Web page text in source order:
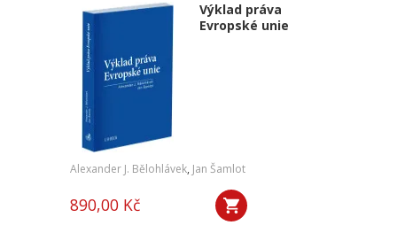
Výklad práva
Evropské unie
Alexander J. Bělohlávek, Jan Šamlot
890,00 Kč